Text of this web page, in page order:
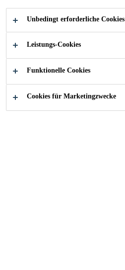
Unbedingt erforderliche Cookies
Leistungs-Cookies
Funktionelle Cookies
Cookies für Marketingzwecke